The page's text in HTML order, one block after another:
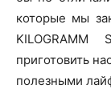
которые мы
KILOGRAMM
приготовить
полезными